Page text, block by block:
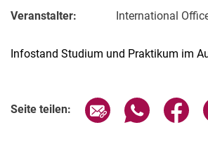
Veranstalter:
International
Infostand Studium und Praktikum im
Seite teilen: Seite über E-Mail
Seite